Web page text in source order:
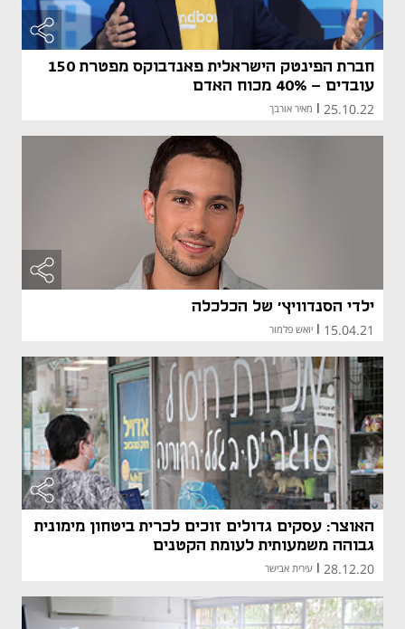
חברת הפינטק הישראלית פאנדבוקס מפטרת 150
עובדים - 40% מכוח האדם
25.10.22
| מאיר אורבך
ילדי הסנדוויץ' של הכלכלה
15.04.21
| יואש פלמור
האוצר: עסקים גדולים זוכים לכרית ביטחון מימונית
גבוהה משמעותית לעומת הקטנים
28.12.20 עירית אבישר